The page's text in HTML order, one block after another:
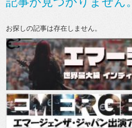
お探しの記事は存在しません。